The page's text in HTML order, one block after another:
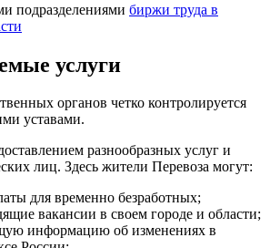
подразделениями биржи труда в
услуги
органов четко контролируется
уставами.
разнообразных услуг и
лиц. Здесь жители Перевоза могут:
для временно безработных;
вакансии в своем городе и области;
информацию об изменениях в